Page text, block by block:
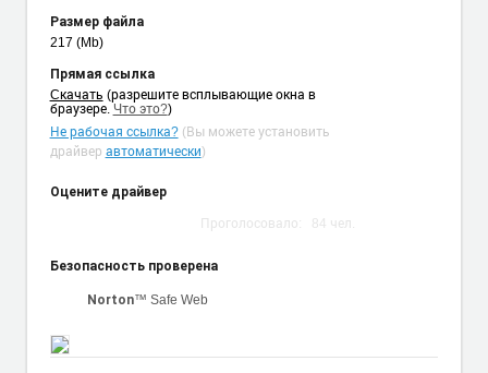
Размер файла
217 (Mb)
Прямая ссылка
Cкачать (разрешите всплывающие окна в
браузере. Что это?)
Не рабочая ссылка?(Вы можете установить
драйвер автоматически)
Оцените драйвер
Проголосовало: 84 чел.
Безопасность проверена
Norton™ Safe Web